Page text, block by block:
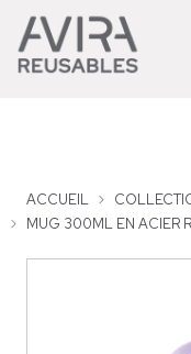
ACCUEIL
MUG 300ML EN ACIER